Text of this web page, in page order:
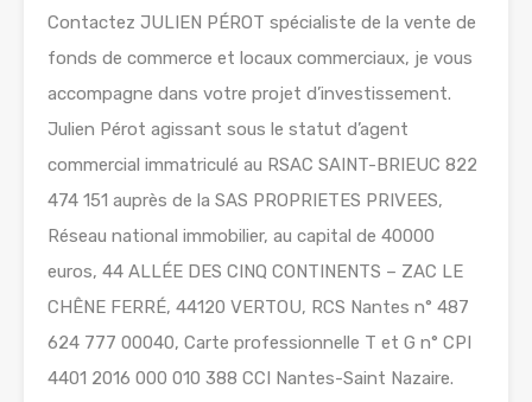
Contactez JULIEN PÉROT spécialiste de la vente de
fonds de commerce et locaux commerciaux, je vous
accompagne dans votre projet d’investissement.
Julien Pérot agissant sous le statut d’agent
commercial immatriculé au RSAC SAINT-BRIEUC 822
474 151 auprès de la SAS PROPRIETES PRIVEES,
Réseau national immobilier, au capital de 40000
euros, 44 ALLÉE DES CINQ CONTINENTS – ZAC LE
CHÊNE FERRÉ, 44120 VERTOU, RCS Nantes n° 487
624 777 00040, Carte professionnelle T et G n° CPI
4401 2016 000 010 388 CCI Nantes-Saint Nazaire.